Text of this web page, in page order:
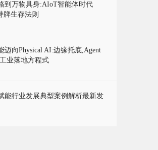
到万物具身:AIoT智能体时代
牌生存法则
迈向Physical AI:边缘托底,Agent
业落地方程式
能行业发展典型案例解析最新发